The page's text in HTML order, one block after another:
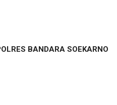
BANDARA SOEKARNO